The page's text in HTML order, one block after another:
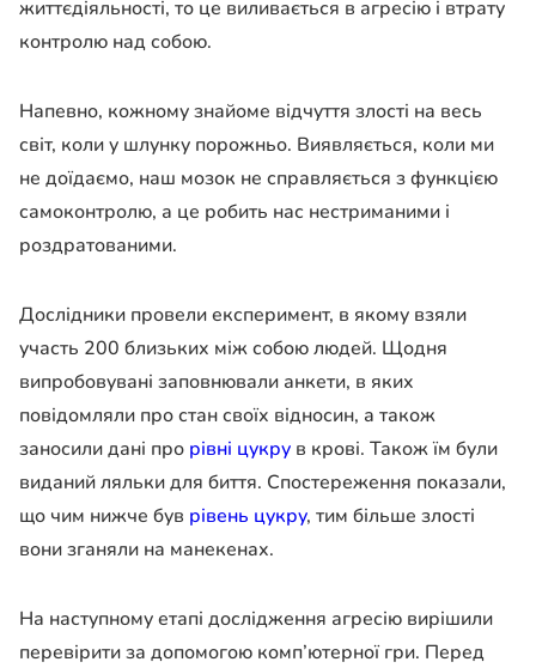
життєдіяльності, то це виливається в агресію і втрату
контролю над собою.
Напевно, кожному знайоме відчуття злості на весь
світ, коли у шлунку порожньо. Виявляється, коли ми
не доїдаємо, наш мозок не справляється з функцією
самоконтролю, а це робить нас нестриманими і
роздратованими.
Дослідники провели експеримент, в якому взяли
участь 200 близьких між собою людей. Щодня
випробовувані заповнювали анкети, в яких
повідомляли про стан своїх відносин, а також
заносили дані про рівні цукру в крові. Також їм були
виданий ляльки для биття. Спостереження показали,
що чим нижче був рівень цукру, тим більше злості
вони зганяли на манекенах.
На наступному етапі дослідження агресію вирішили
перевірити за допомогою комп’ютерної гри. Перед